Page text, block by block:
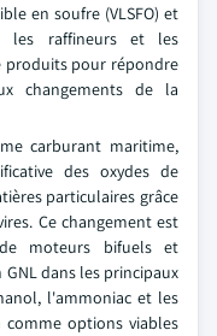
en soufre (VLSFO) et
les raffineurs et les
produits pour répondre
changements de la
carburant maritime,
des oxydes de
particulaires grâce
Ce changement est
moteurs bifuels et
dans les principaux
l'ammoniac et les
options viables